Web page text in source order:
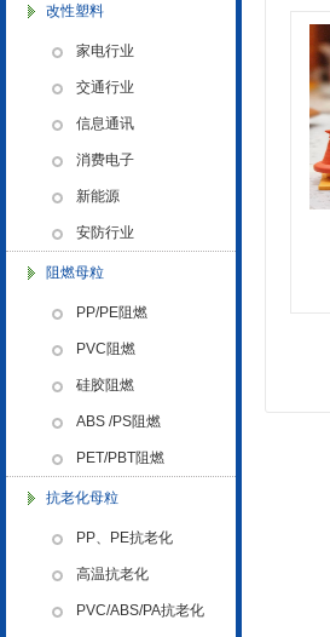
燃 ABS阻燃 ，PA 阻燃，PET阻燃 ，
化，抗静电母粒，阻燃料，抗老化料，环
色母粒 氧化诱导剂，
改性塑料
家电行业
交通行业
信息通讯
消费电子
新能源
安防行业
阻燃母粒
PP/PE阻燃
PVC阻燃
硅胶阻燃
ABS /PS阻燃
PET/PBT阻燃
抗老化母粒
PP、PE抗老化
高温抗老化
PVC/ABS/PA抗老化
金微纳米荣获“国家高新技术企